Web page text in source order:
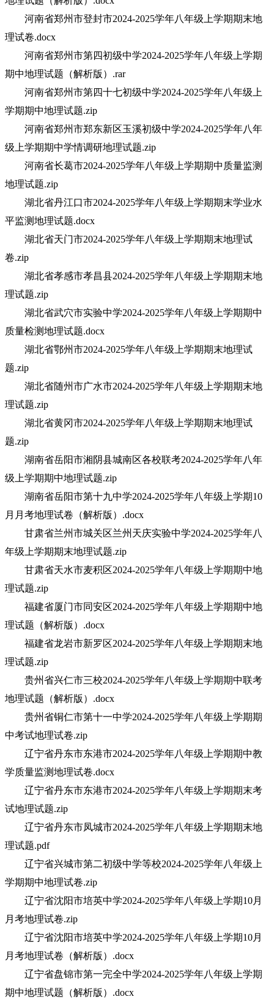
河南省郑州市登封市2024-2025学年八年级上学期期末地
理试卷.docx
河南省郑州市第四初级中学2024-2025学年八年级上学期
期中地理试题（解析版）.rar
河南省郑州市第四十七初级中学2024-2025学年八年级上
学期期中地理试题.zip
河南省郑州市郑东新区玉溪初级中学2024-2025学年八年
级上学期期中学情调研地理试题.zip
河南省长葛市2024-2025学年八年级上学期期中质量监测
地理试题.zip
湖北省丹江口市2024-2025学年八年级上学期期末学业水
平监测地理试题.docx
湖北省天门市2024-2025学年八年级上学期期末地理试
卷.zip
湖北省孝感市孝昌县2024-2025学年八年级上学期期末地
理试题.zip
湖北省武穴市实验中学2024-2025学年八年级上学期期中
质量检测地理试题.docx
湖北省鄂州市2024-2025学年八年级上学期期末地理试
题.zip
湖北省随州市广水市2024-2025学年八年级上学期期末地
理试题.zip
湖北省黄冈市2024-2025学年八年级上学期期末地理试
题.zip
湖南省岳阳市湘阴县城南区各校联考2024-2025学年八年
级上学期期中地理试题.zip
湖南省岳阳市第十九中学2024-2025学年八年级上学期10
月月考地理试卷（解析版）.docx
甘肃省兰州市城关区兰州天庆实验中学2024-2025学年八
年级上学期期末地理试题.zip
甘肃省天水市麦积区2024-2025学年八年级上学期期中地
理试题.zip
福建省厦门市同安区2024-2025学年八年级上学期期中地
理试题（解析版）.docx
福建省龙岩市新罗区2024-2025学年八年级上学期期末地
理试题.zip
贵州省兴仁市三校2024-2025学年八年级上学期期中联考
地理试题（解析版）.docx
贵州省铜仁市第十一中学2024-2025学年八年级上学期期
中考试地理试卷.zip
辽宁省丹东市东港市2024-2025学年八年级上学期期中教
学质量监测地理试卷.docx
辽宁省丹东市东港市2024-2025学年八年级上学期期末考
试地理试题.zip
辽宁省丹东市凤城市2024-2025学年八年级上学期期末地
理试题.pdf
辽宁省兴城市第二初级中学等校2024-2025学年八年级上
学期期中地理试卷.zip
辽宁省沈阳市培英中学2024-2025学年八年级上学期10月
月考地理试卷.zip
辽宁省沈阳市培英中学2024-2025学年八年级上学期10月
月考地理试卷（解析版）.docx
辽宁省盘锦市第一完全中学2024-2025学年八年级上学期
期中地理试题（解析版）.docx